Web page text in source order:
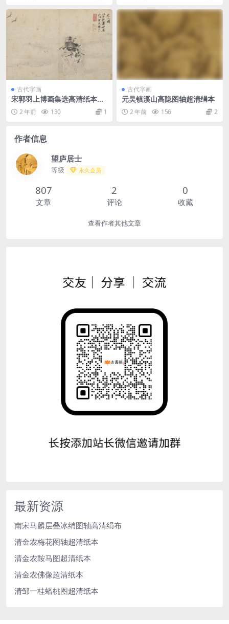
古代字画
宋郭羽上博画集选高清纸本图
十 2 年前 130 1
古代字画
元吴镇溪山高隐图轴超清绢本
2 年前 156 2
作者信息
望庐居士
等级 永久会员
807
文章
2
评论
0
收藏
查看作者其他文章
最新资源
南宋马麟层叠冰绡图轴高清绢布
清金农梅花图轴超清纸本
清金农鞍马图超清纸本
清金农佛像超清纸本
清邹一桂蟠桃图超清纸本